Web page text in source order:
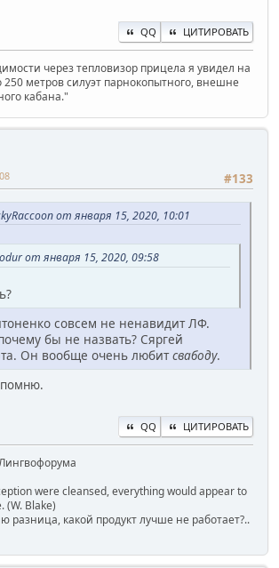
QQ ЦИТИРОВАТЬ
через тепловизор прицела я увидел на
250 метров силуэт парнокопытного, внешне
кабана."
#133
от января 15, 2020, 10:01
от января 15, 2020, 09:58
совсем не ненавидит ЛФ.
бы не назвать? Сяргей
Он вообще очень любитсвабоду.
помню.
QQ ЦИТИРОВАТЬ
were cleansed, everything would appear to
(W. Blake)
разница, какой продукт лучше не работает?..